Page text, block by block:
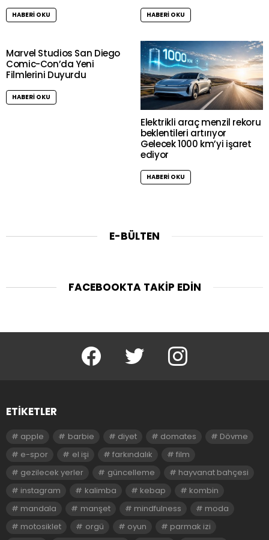
HABERI OKU HABERI OKU
Marvel Studios San Diego
Comic-Con’da Yeni
Filmlerini Duyurdu
HABERI OKU
Elektrikli araç menzil rekoru
beklentileri artırıyor
Gelecek 1000 km’yi işaret
ediyor
HABERI OKU
E-BÜLTEN
FACEBOOKTA TAKIP EDIN
facebook twitter instagram
ETIKETLER
apple barbie diyet domates
Dövme
e-spor
el işi farkındalık
film
gezilecek yerler
güncelleme
hayvanat bahçesi
instagram
kalimba kebap
kombin
mandala
manşet mindfulness
moda
motosiklet
orgü oyun
parmak izi